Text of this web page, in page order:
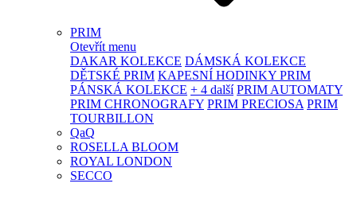
PRIM
Otevřít menu
DAKAR KOLEKCE DÁMSKÁ KOLEKCE
DĚTSKÉ PRIM KAPESNÍ HODINKY PRIM
PÁNSKÁ KOLEKCE + 4 další PRIM AUTOMATY
PRIM CHRONOGRAFY PRIM PRECIOSA PRIM
TOURBILLON
QaQ
ROSELLA BLOOM
ROYAL LONDON
SECCO